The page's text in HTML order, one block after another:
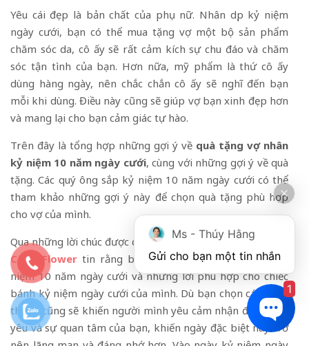
Yêu cái đẹp là bản chất của phụ nữ. Nhân dịp kỷ niệm
ngày cưới, bạn có thể mua tặng vợ một bộ sản phẩm
chăm sóc da, cô ấy sẽ rất cảm kích sự chu đáo và chăm
sóc tận tình của bạn. Hơn nữa, mỹ phẩm là thứ cô ấy
dùng hàng ngày, nên chắc chắn cô ấy sẽ nghĩ đến bạn
mỗi khi dùng. Điều này cũng sẽ giúp vợ bạn xinh đẹp hơn
và mang lại cho bạn cảm giác tự hào.
Trên đây là tổng hợp những gợi ý về quà tặng vợ nhân
kỷ niệm 10 năm ngày cưới, cùng với những gợi ý về quà
tặng. Các quý ông sắp kỷ niệm 10 năm ngày cưới có thể
tham khảo những gợi ý này để chọn quà tặng phù hợp
cho vợ của mình.
Qua những lời chúc được chọn lọc kỹ lưỡng ở trên,
Công Flower tin rằng bạn đã tìm được chiếc bánh kỷ
niệm 10 năm ngày cưới và những lời phù hợp cho chiếc
bánh kỷ niệm ngày cưới của mình. Dù bạn chọn cách nào
thì nó cũng sẽ khiến người mình yêu cảm nhận được tình
yêu và sự quan tâm của bạn, khiến ngày đặc biệt này trở
Ms - Thúy Hằng
Gửi cho bạn một tin nhắn
1